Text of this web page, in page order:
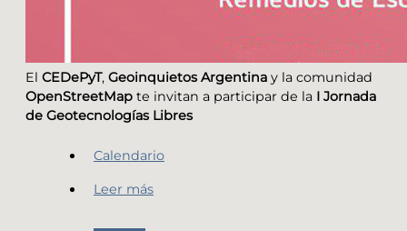
El CEDePyT, Geoinquietos Argentina y la comunidad
OpenStreetMap te invitan a participar de la I Jornada
de Geotecnologías Libres
Calendario
Leer más